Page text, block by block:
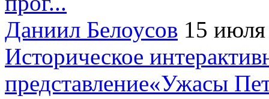
Даниил Белоусов 15
Историческое
представление«Ужасы